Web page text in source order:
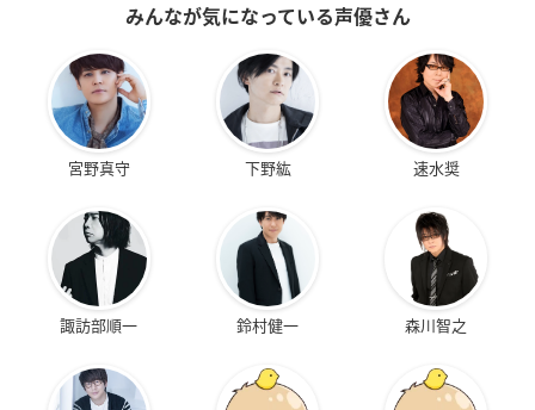
みんなが気になっている声優さん
宮野真守 下野紘 速水奨
諏訪部順一 鈴村健一 森川智之